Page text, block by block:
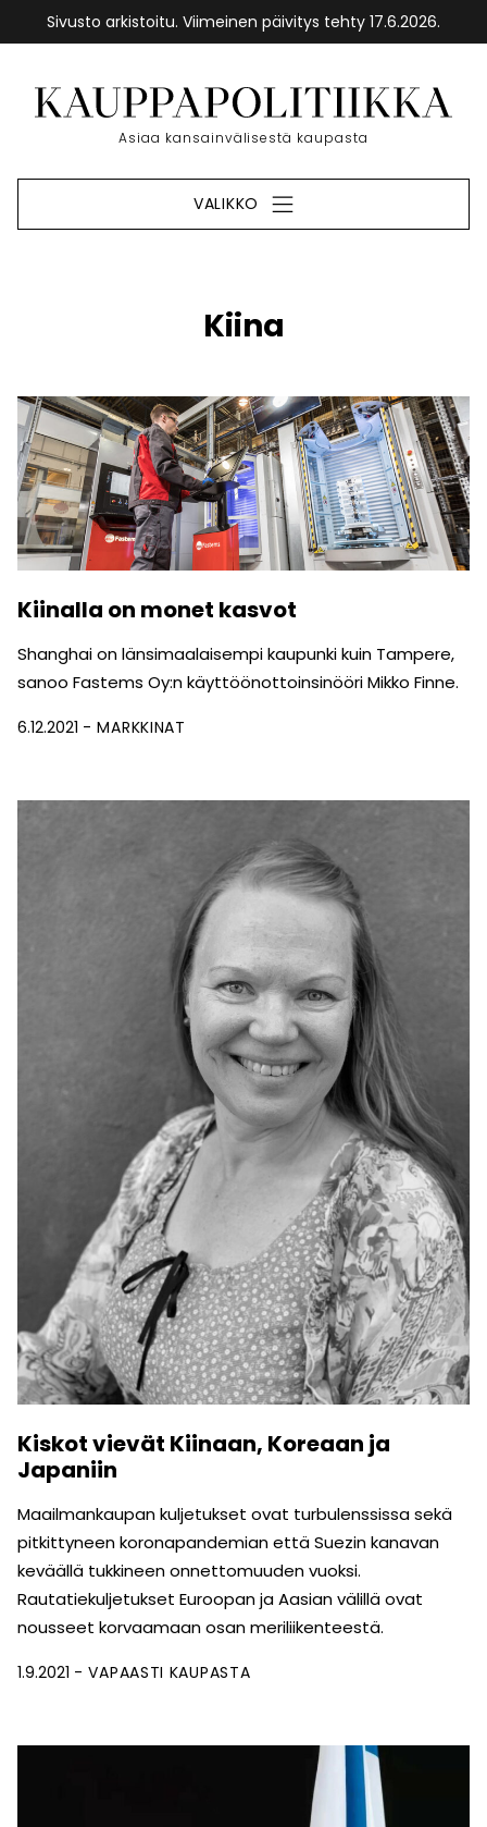
Sivusto arkistoitu. Viimeinen päivitys tehty 17.6.2026.
sisältöön
Etusivu
Asiaa kansainvälisestä kaupasta
VALIKKO
Kiina
Kiinalla on monet kasvot
Shanghai on länsimaalaisempi kaupunki kuin Tampere,
sanoo Fastems Oy:n käyttöönottoinsinööri Mikko Finne.
6.12.2021 MARKKINAT
Kiskot vievät Kiinaan, Koreaan ja
Japaniin
Maailmankaupan kuljetukset ovat turbulenssissa sekä
pitkittyneen koronapandemian että Suezin kanavan
keväällä tukkineen onnettomuuden vuoksi.
Rautatiekuljetukset Euroopan ja Aasian välillä ovat
nousseet korvaamaan osan meriliikenteestä.
1.9.2021 VAPAASTI KAUPASTA